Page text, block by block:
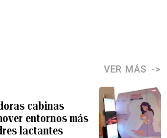
VER MÁS
cabinas
entornos más
lactantes